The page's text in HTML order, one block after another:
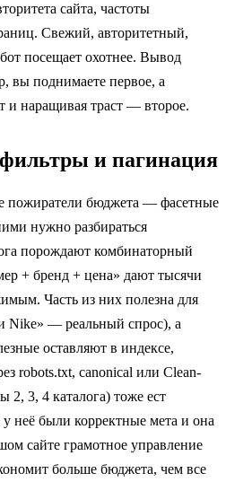
сайта, частоты
Свежий, авторитетный,
посещает охотнее. Вывод
вы поднимаете первое, а
и наращивая траст — второе.
и пагинация
пожиратели бюджета — фасетные
нужно разбираться
порождают комбинаторный
+ бренд + цена» дают тысячи
Часть из них полезна для
Nike» — реальный спрос), а
оставляют в индексе,
robots.txt, canonical или Clean-
2, 3, 4 каталога) тоже ест
неё были корректные мета и она
сайте грамотное управление
больше бюджета, чем все